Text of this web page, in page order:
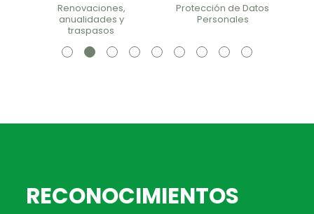
Renovaciones,
anualidades y
traspasos
Protección de Datos
Personales
RECONOCIMIENTOS